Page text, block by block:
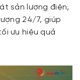
sản lượng điện,
24/7, giúp
ưu hiệu quả